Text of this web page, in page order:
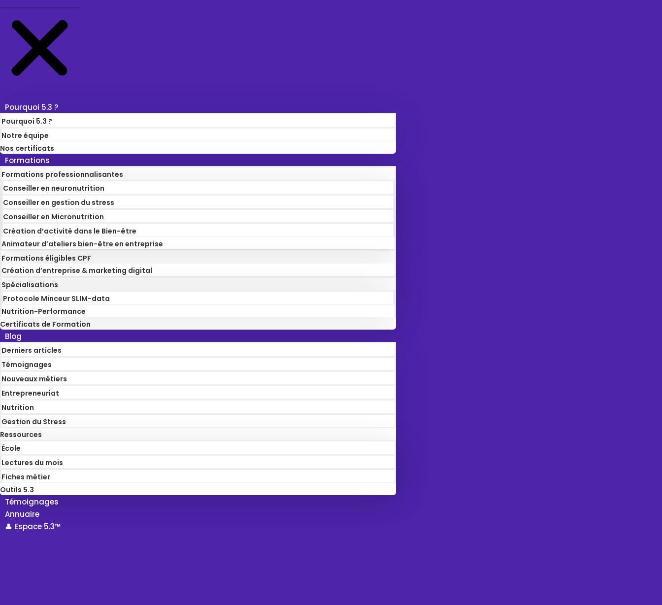
Pourquoi 5.3 ?
Pourquoi 5.3 ?
Notre équipe
Nos certificats
Formations
Formations professionnalisantes
Conseiller en neuronutrition
Conseiller en gestion du stress
Conseiller en Micronutrition
Création d’activité dans le Bien-être
Animateur d’ateliers bien-être en entreprise
Formations éligibles CPF
Création d’entreprise & marketing digital
Spécialisations
Protocole Minceur SLIM-data
Nutrition-Performance
Certificats de Formation
Blog
Derniers articles
Témoignages
Nouveaux métiers
Entrepreneuriat
Nutrition
Gestion du Stress
Ressources
École
Lectures du mois
Fiches métier
Outils 5.3
Témoignages
Annuaire
👤 Espace 5.3™